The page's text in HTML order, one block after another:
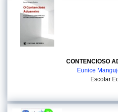
CONTENCIOSO
Eunice
Escolar